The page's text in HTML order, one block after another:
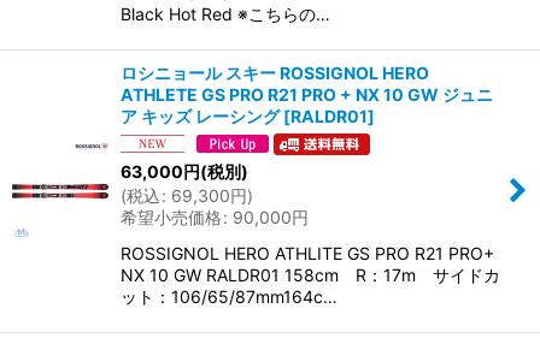
Black Hot Red ※こちらの…
ロシニョール スキー ROSSIGNOL HERO
ATHLETE GS PRO R21 PRO + NX 10 GW ジュニ
ア キッズ レーシング [RALDR01]
63,000円(税別)
(税込: 69,300円)
希望小売価格: 90,000円
ROSSIGNOL HERO ATHLITE GS PRO R21 PRO+
NX 10 GW RALDR01 158cm R：17m サイドカ
ット：106/65/87mm164c…